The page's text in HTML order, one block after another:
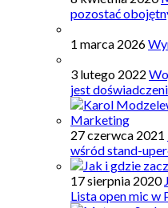
pozostać
1 marca 2026
3 lutego 2022
jest
27 czerwca 2021
wśród stand-
17 sierpnia 2020
Lista open mic w